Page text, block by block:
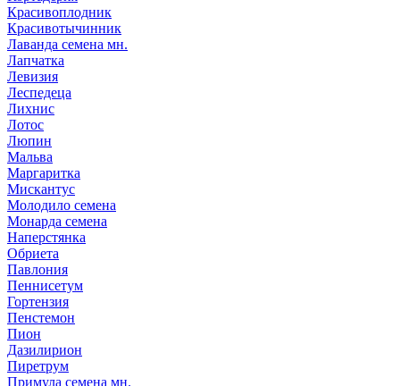
Красивоплодник
Красивотычинник
Лаванда семена мн.
Лапчатка
Левизия
Леспедеца
Лихнис
Лотос
Люпин
Мальва
Маргаритка
Мискантус
Молодило семена
Монарда семена
Наперстянка
Обриета
Павлония
Пеннисетум
Гортензия
Пенстемон
Пион
Дазилирион
Пиретрум
Примула семена мн.